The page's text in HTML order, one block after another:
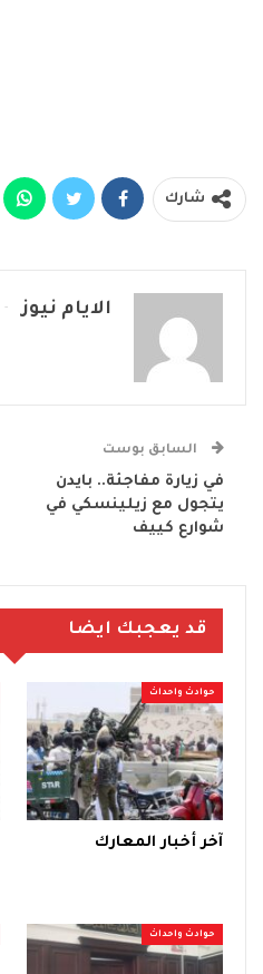
شارك
الايام نيوز
السابق بوست
في زيارة مفاجئة.. بايدن
يتجول مع زيلينسكي في
شوارع كييف
قد يعجبك ايضا
حوادث واحداث
آخر أخبار المعارك
حوادث واحداث